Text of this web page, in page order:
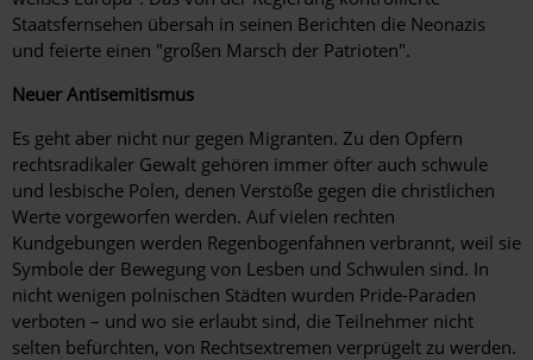
Staatsfernsehen übersah in seinen Berichten die Neonazis
und feierte einen "großen Marsch der Patrioten".
Neuer Antisemitismus
Es geht aber nicht nur gegen Migranten. Zu den Opfern
rechtsradikaler Gewalt gehören immer öfter auch schwule
und lesbische Polen, denen Verstöße gegen die christlichen
Werte vorgeworfen werden. Auf vielen rechten
Kundgebungen werden Regenbogenfahnen verbrannt, weil sie
Symbole der Bewegung von Lesben und Schwulen sind. In
nicht wenigen polnischen Städten wurden Pride-Paraden
verboten – und wo sie erlaubt sind, die Teilnehmer nicht
selten befürchten, von Rechtsextremen verprügelt zu werden.